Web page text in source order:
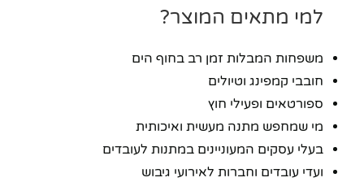
למי מתאים המוצר?
משפחות המבלות זמן רב בחוף הים
חובבי קמפינג וטיולים
ספורטאים ופעילי חוץ
מי שמחפש מתנה מעשית ואיכותית
בעלי עסקים המעוניינים במתנות לעובדים
ועדי עובדים וחברות לאירועי גיבוש